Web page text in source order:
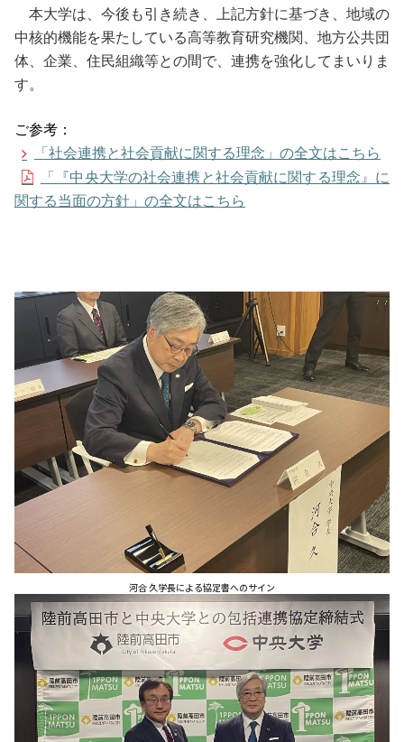
本大学は、今後も引き続き、上記方針に基づき、地域の
中核的機能を果たしている⾼等教育研究機関、地方公共団
体、企業、住民組織等との間で、連携を強化してまいりま
す。
ご参考：
「社会連携と社会貢献に関する理念」の全文はこちら
「『中央⼤学の社会連携と社会貢献に関する理念』に
関する当⾯の⽅針」の全文はこちら
河合 久学長による協定書へのサイン